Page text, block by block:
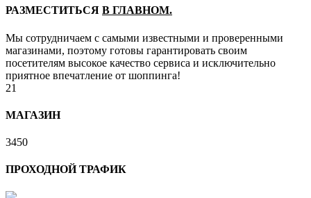
РАЗМЕСТИТЬСЯ В ГЛАВНОМ.
Мы сотрудничаем с самыми известными и проверенными
магазинами, поэтому готовы гарантировать своим
посетителям высокое качество сервиса и исключительно
приятное впечатление от шоппинга!
21
МАГАЗИН
3450
ПРОХОДНОЙ ТРАФИК